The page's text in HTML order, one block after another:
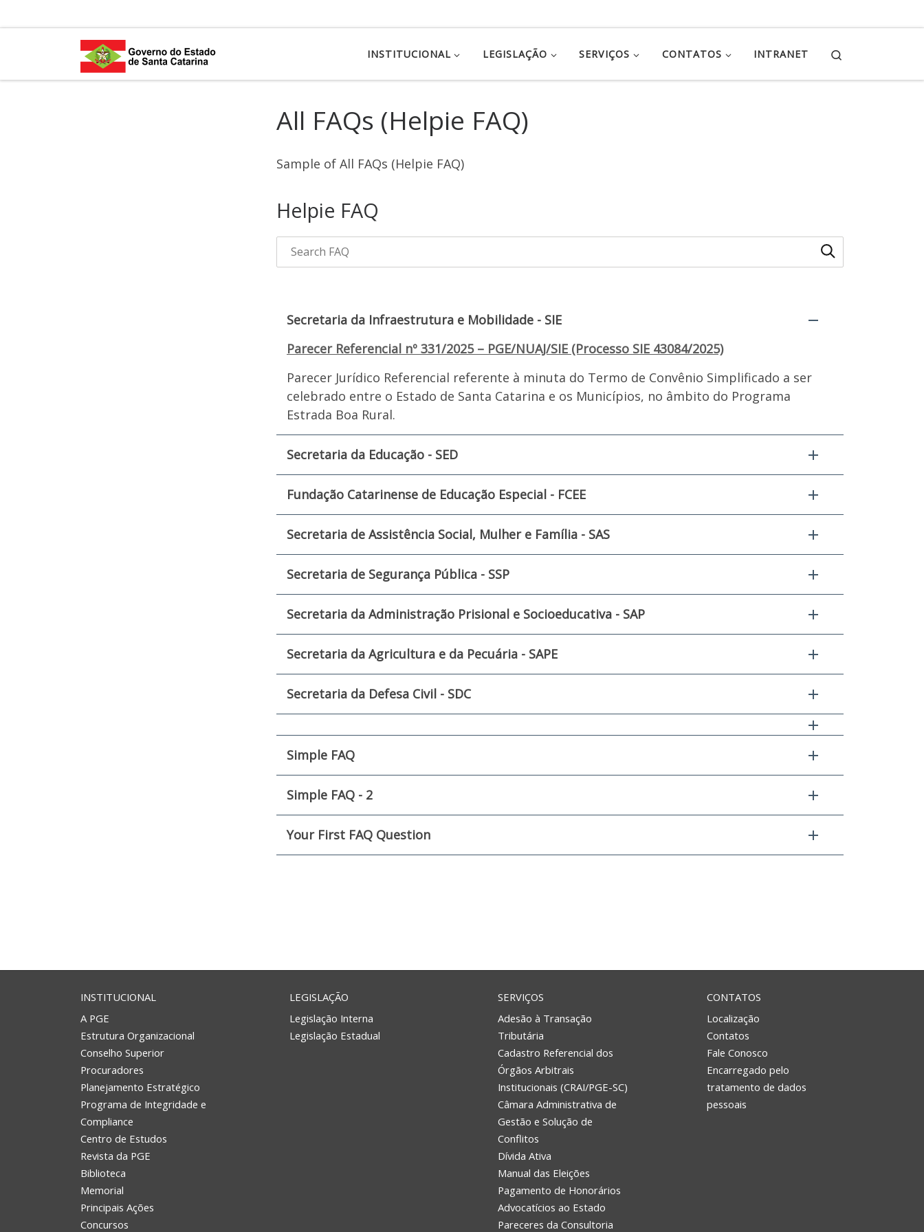
INSTITUCIONAL LEGISLAÇÃO SERVIÇOS CONTATOS INTRANET
All FAQs (Helpie FAQ)
Sample of All FAQs (Helpie FAQ)
Helpie FAQ
Search through FAQ items. Results will update as you type.
Secretaria da Infraestrutura e Mobilidade - SIE
Parecer Referencial nº 331/2025 – PGE/NUAJ/SIE (Processo SIE 43084/2025)
Parecer Jurídico Referencial referente à minuta do Termo de Convênio Simplificado a ser
celebrado entre o Estado de Santa Catarina e os Municípios, no âmbito do Programa
Estrada Boa Rural.
Secretaria da Educação - SED
Fundação Catarinense de Educação Especial - FCEE
Secretaria de Assistência Social, Mulher e Família - SAS
Secretaria de Segurança Pública - SSP
Secretaria da Administração Prisional e Socioeducativa - SAP
Secretaria da Agricultura e da Pecuária - SAPE
Secretaria da Defesa Civil - SDC
Simple FAQ
Simple FAQ - 2
Your First FAQ Question
INSTITUCIONAL
A PGE
Estrutura Organizacional
Conselho Superior
Procuradores
Planejamento Estratégico
Programa de Integridade e
Compliance
Centro de Estudos
Revista da PGE
Biblioteca
Memorial
Principais Ações
Concursos
LEGISLAÇÃO
Legislação Interna
Legislação Estadual
SERVIÇOS
Adesão à Transação
Tributária
Cadastro Referencial dos
Órgãos Arbitrais
Institucionais (CRAI/PGE-SC)
Câmara Administrativa de
Gestão e Solução de
Conflitos
Dívida Ativa
Manual das Eleições
Pagamento de Honorários
Advocatícios ao Estado
Pareceres da Consultoria
CONTATOS
Localização
Contatos
Fale Conosco
Encarregado pelo
tratamento de dados
pessoais